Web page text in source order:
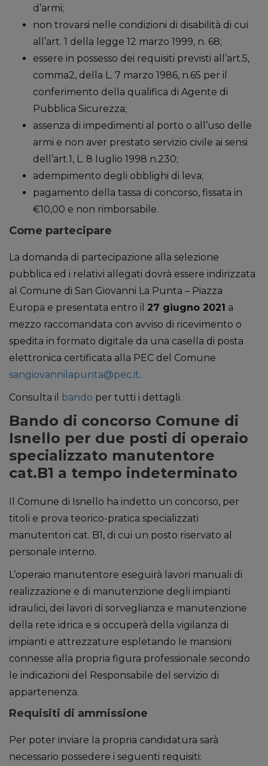
d’armi;
non trovarsi nelle condizioni di disabilità di cui
all’art. 1 della legge 12 marzo 1999, n. 68;
essere in possesso dei requisiti previsti all’art.5,
comma2, della L. 7 marzo 1986, n.65 per il
conferimento della qualifica di Agente di
Pubblica Sicurezza;
assenza di impedimenti al porto o all’uso delle
armi e non aver prestato servizio civile ai sensi
dell’art.1, L. 8 luglio 1998 n.230;
adempimento degli obblighi di leva;
pagamento della tassa di concorso, fissata in
€10,00 e non rimborsabile.
Come partecipare
La domanda di partecipazione alla selezione
pubblica ed i relativi allegati dovrà essere indirizzata
al Comune di San Giovanni La Punta – Piazza
Europa e presentata entro il 27 giugno 2021 a
mezzo raccomandata con avviso di ricevimento o
spedita in formato digitale da una casella di posta
elettronica certificata alla PEC del Comune
sangiovannilapunta@pec.it.
Consulta il
bando per tutti i dettagli.
Bando di concorso Comune di
Isnello per due posti di operaio
specializzato manutentore
cat.B1 a tempo indeterminato
Il Comune di Isnello ha indetto un concorso, per
titoli e prova teorico-pratica specializzati
manutentori cat. B1, di cui un posto riservato al
personale interno.
L’operaio manutentore eseguirà lavori manuali di
realizzazione e di manutenzione degli impianti
idraulici, dei lavori di sorveglianza e manutenzione
della rete idrica e si occuperà della vigilanza di
impianti e attrezzature espletando le mansioni
connesse alla propria figura professionale secondo
le indicazioni del Responsabile del servizio di
appartenenza.
Requisiti di ammissione
Per poter inviare la propria candidatura sarà
necessario possedere i seguenti requisiti: